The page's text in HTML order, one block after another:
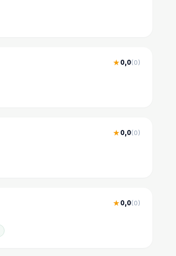
★0,0(0)
★0,0(0)
★0,0(0)